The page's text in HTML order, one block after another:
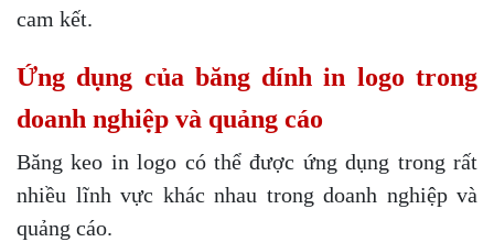
cam kết.
Ứng dụng của băng dính in logo trong
doanh nghiệp và quảng cáo
Băng keo in logo có thể được ứng dụng trong rất
nhiều lĩnh vực khác nhau trong doanh nghiệp và
quảng cáo.